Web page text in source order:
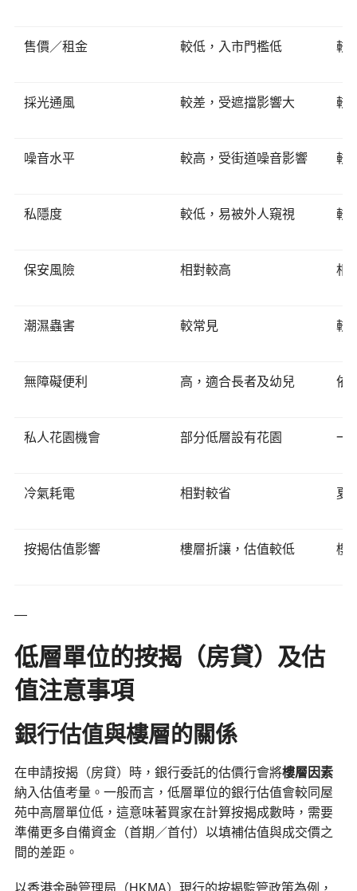
售價／租金 較低，入市門檻低 較
採光通風 較差，受遮擋影響大 較
噪音水平 較高，受街道噪音影響 較
私隱度 較低，易被外人窺視 較
保安風險 相對較高 相
潮濕蟲害 較常見 較
無障礙便利 高，適合長者及幼兒 依
私人花園機會 部分低層設有花園 一
冷氣耗電 相對較省 夏
按揭估值影響 樓層折讓，估值較低 樓
—
低層單位的按揭（房貸）及估
值注意事項
銀行估值與樓層的關係
在申請按揭（房貸）時，銀行委託的估價行會將樓層因素
納入估值考量。一般而言，低層單位的銀行估值會較同屋
苑中高層單位低，這意味著買家在計算按揭成數時，需要
準備更多自備資金（首期／首付）以填補估值與成交價之
間的差距。